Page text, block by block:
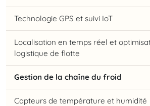
Technologie GPS et suivi IoT
Localisation en temps réel et
logistique de flotte
Gestion de la chaîne du froid
Capteurs de température et humidité